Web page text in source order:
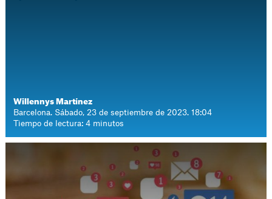
Willennys Martínez
Barcelona. Sábado, 23 de septiembre de 2023. 18:04
Tiempo de lectura: 4 minutos